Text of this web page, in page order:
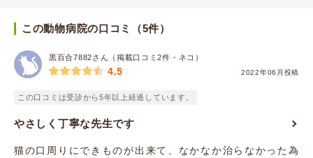
この動物病院の口コミ（5件）
黒百合7882さん（掲載口コミ2件・ネコ）
2022年06月投稿
4.5
この口コミは受診から5年以上経過しています。
やさしく丁寧な先生です
猫の口周りにできものが出来て、なかなか治らなかった為